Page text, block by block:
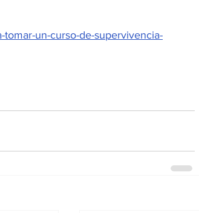
tomar-un-curso-de-supervivencia-